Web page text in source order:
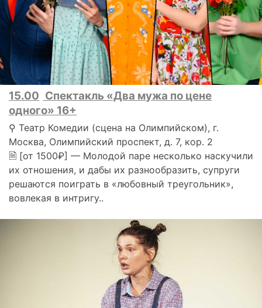
15.00 Спектакль «Два мужа по цене
одного» 16+
⚲ Театр Комедии (сцена на Олимпийском), г.
Москва, Олимпийский проспект, д. 7, кор. 2
🗎 [от 1500₽] — Молодой паре несколько наскучили
их отношения, и дабы их разнообразить, супруги
решаются поиграть в «любовный треугольник»,
вовлекая в интригу..